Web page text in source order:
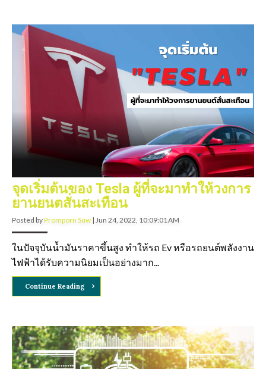
จุดเริ่มต้นของ Tesla ผู้ที่จะมาทำให้วงการ
ยานยนตสั่นสะเทือน
Posted byPromporn Suw | Jun 24, 2022, 10:09:01 AM
ในปัจจุบันน้ำมันราคาขึ้นสูง ทำให้รถ Ev หรือรถยนต์พลังงาน
ไฟฟ้าได้รับความนิยมเป็นอย่างมาก...
Continue Reading